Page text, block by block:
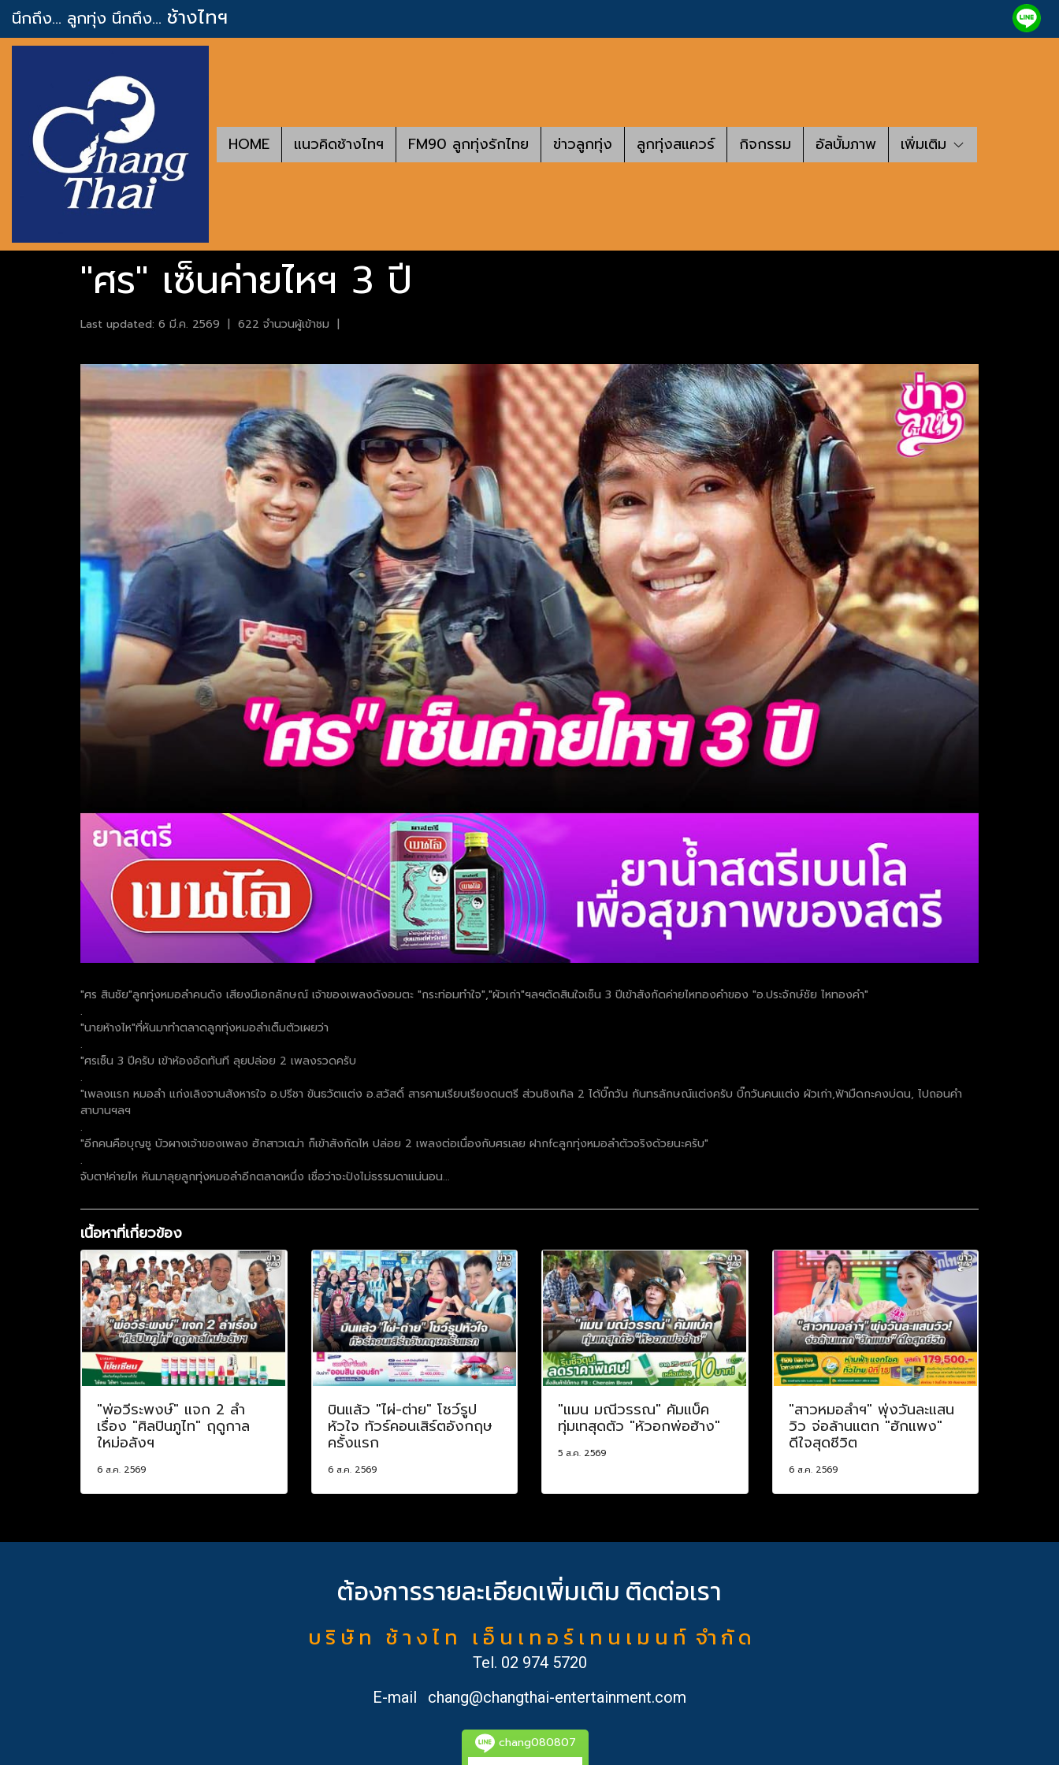
นึกถึง... ลูกทุ่ง นึกถึง... ช้างไทฯ
HOME แนวคิดช้างไทฯ FM90 ลูกทุ่งรักไทย ข่าวลูกทุ่ง ลูกทุ่งสแควร์ กิจกรรม อัลบั้มภาพ เพิ่มเติม
"ศร" เซ็นค่ายไหฯ 3 ปี
Last updated: 6 มี.ค. 2569 | 622 จำนวนผู้เข้าชม |
"ศร สินชัย"ลูกทุ่งหมอลำคนดัง เสียงมีเอกลักษณ์ เจ้าของเพลงดังอมตะ "กระท่อมทำใจ","ผัวเก่า"ฯลฯตัดสินใจเซ็น 3 ปีเข้าสังกัดค่ายไหทองคำของ "อ.ประจักษ์ชัย ไหทองคำ"
.
"นายห้างไห"ที่หันมาทำตลาดลูกทุ่งหมอลำเต็มตัวเผยว่า
.
"ศรเซ็น 3 ปีครับ เข้าห้องอัดทันที ลุยปล่อย 2 เพลงรวดครับ
.
"เพลงแรก หมอลำ แก่งเลิงจานสังหารใจ อ.ปรีชา ขันธวัตแต่ง อ.สวัสดิ์ สารคามเรียบเรียงดนตรี ส่วนซิงเกิล 2 ได้บิ๊กวัน กันทรลักษณ์แต่งครับ บิ๊กวันคนเเต่ง ผัวเก่า,ฟ้ามืดกะคงบ่ดน, ไปถอนคำ
สาบานฯลฯ
.
"อีกคนคือบุญชู บัวผางเจ้าของเพลง ฮักสาวเฒ่า ก็เข้าสังกัดไห ปล่อย 2 เพลงต่อเนื่องกับศรเลย ฝากfcลูกทุ่งหมอลำตัวจริงด้วยนะครับ"
.
จับตา!ค่ายไห หันมาลุยลูกทุ่งหมอลำอีกตลาดหนึ่ง เชื่อว่าจะปังไม่ธรรมดาแน่นอน...
เนื้อหาที่เกี่ยวข้อง
"พ่อวีระพงษ์" แจก 2 ลำ
เรื่อง "ศิลปินภูไท" ฤดูกาล
ใหม่อลังฯ
6 ส.ค. 2569
บินแล้ว "ไผ่-ต่าย" โชว์รูป
หัวใจ ทัวร์คอนเสิร์ตอังกฤษ
ครั้งแรก
6 ส.ค. 2569
"แมน มณีวรรณ" คัมแบ็ค
ทุ่มเทสุดตัว "หัวอกพ่อฮ้าง"
5 ส.ค. 2569
"สาวหมอลำฯ" พุ่งวันละแสน
วิว จ่อล้านแตก "ฮักแพง"
ดีใจสุดชีวิต
6 ส.ค. 2569
ต้องการรายละเอียดเพิ่มเติม ติดต่อเรา
บ ริ ษั ท ช้ า ง ไ ท เ อ็ น เ ท อ ร์ เ ท น เ ม น ท์ จำ กั ด
Tel. 02 974 5720
E-mail
chang@changthai-entertainment.com
chang080807